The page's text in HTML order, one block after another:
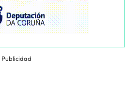
Publicidad